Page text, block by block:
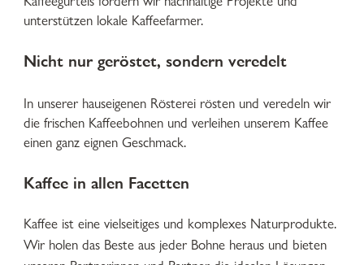
unterstützen lokale Kaffeefarmer.
Nicht nur geröstet, sondern veredelt
In unserer hauseigenen Rösterei rösten und veredeln wir
die frischen Kaffeebohnen und verleihen unserem Kaffee
einen ganz eignen Geschmack.
Kaffee in allen Facetten
Kaffee ist eine vielseitiges und komplexes Naturprodukte.
Wir holen das Beste aus jeder Bohne heraus und bieten